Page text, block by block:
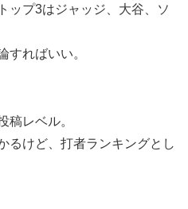
ップ3はジャッジ、大谷、ソ
すればいい。
稿レベル。
るけど、打者ランキングとし